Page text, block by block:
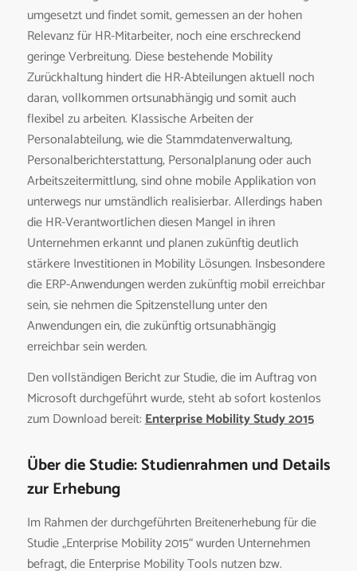
umgesetzt und findet somit, gemessen an der hohen
Relevanz für HR-Mitarbeiter, noch eine erschreckend
geringe Verbreitung. Diese bestehende Mobility
Zurückhaltung hindert die HR-Abteilungen aktuell noch
daran, vollkommen ortsunabhängig und somit auch
flexibel zu arbeiten. Klassische Arbeiten der
Personalabteilung, wie die Stammdatenverwaltung,
Personalberichterstattung, Personalplanung oder auch
Arbeitszeitermittlung, sind ohne mobile Applikation von
unterwegs nur umständlich realisierbar. Allerdings haben
die HR-Verantwortlichen diesen Mangel in ihren
Unternehmen erkannt und planen zukünftig deutlich
stärkere Investitionen in Mobility Lösungen. Insbesondere
die ERP-Anwendungen werden zukünftig mobil erreichbar
sein, sie nehmen die Spitzenstellung unter den
Anwendungen ein, die zukünftig ortsunabhängig
erreichbar sein werden.
Den vollständigen Bericht zur Studie, die im Auftrag von
Microsoft durchgeführt wurde, steht ab sofort kostenlos
zum Download bereit:Enterprise Mobility Study 2015
Über die Studie: Studienrahmen und Details
zur Erhebung
Im Rahmen der durchgeführten Breitenerhebung für die
Studie „Enterprise Mobility 2015“ wurden Unternehmen
befragt, die Enterprise Mobility Tools nutzen bzw.